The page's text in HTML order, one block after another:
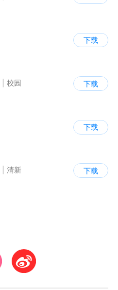
下载
校园
下载
下载
清新
下载